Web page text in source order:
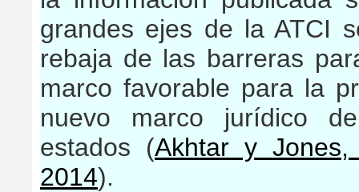
grandes ejes de la ATCI
rebaja de las barreras
marco favorable para la
nuevo marco jurídico
estados (Akhtar y Jones,
2014).